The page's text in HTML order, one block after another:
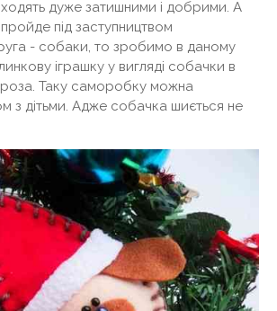
дуже затишними і добрими. А
під заступництвом
- собаки, то зробимо в даному
іграшку у вигляді собачки в
Таку саморобку можна
з дітьми. Адже собачка шиється не